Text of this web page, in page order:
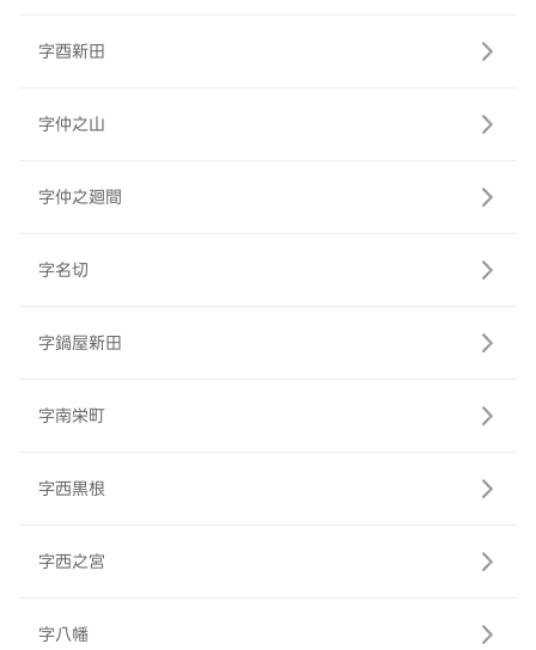
字酉新田
字仲之山
字仲之廻間
字名切
字鍋屋新田
字南栄町
字西黒根
字西之宮
字八幡